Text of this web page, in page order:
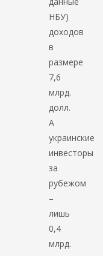
НБУ)
доходов
в
размере
7,6
млрд.
долл.
А
украинские
инвесторы
за
рубежом
–
лишь
0,4
млрд.